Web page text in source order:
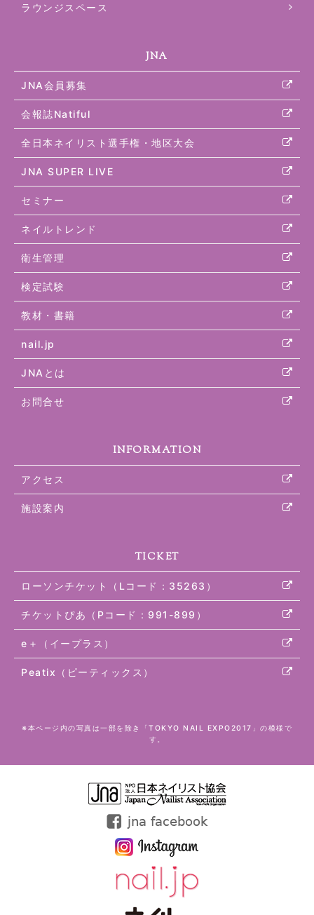
ラウンジスペース
JNA
JNA会員募集
会報誌Natiful
全日本ネイリスト選手権・地区大会
JNA SUPER LIVE
セミナー
ネイルトレンド
衛生管理
検定試験
教材・書籍
nail.jp
JNAとは
お問合せ
INFORMATION
アクセス
施設案内
TICKET
ローソンチケット（Lコード：35263）
チケットぴあ（Pコード：991-899）
e＋（イープラス）
Peatix（ピーティックス）
※本ページ内の写真は一部を除き「TOKYO NAIL EXPO2017」の模様で
す。